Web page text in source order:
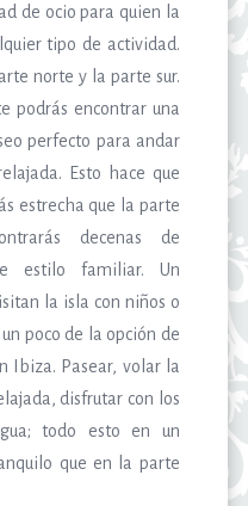
de ocio para quien la
tipo de actividad.
norte y la parte sur.
podrás encontrar una
perfecto para andar
Esto hace que
estrecha que la parte
decenas de
estilo familiar. Un
la isla con niños o
poco de la opción de
Ibiza. Pasear, volar la
disfrutar con los
todo esto en un
que en la parte